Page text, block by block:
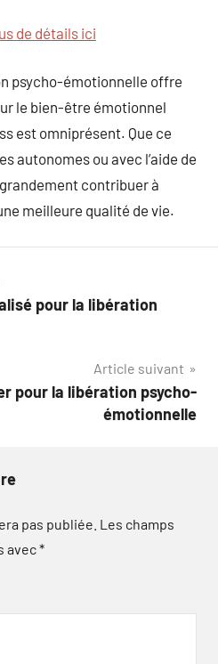
de détails ici
psycho-émotionnelle offre
le bien-être émotionnel
est omniprésent. Que ce
autonomes ou avec l’aide de
contribuer à
meilleure qualité de vie.
pour la libération
Article suivant
pour la libération psycho-
émotionnelle
pas publiée. Les champs
avec*